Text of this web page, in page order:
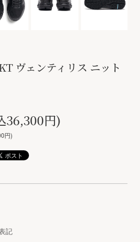
ヴェンティリス ニット
36,300円)
円)
記